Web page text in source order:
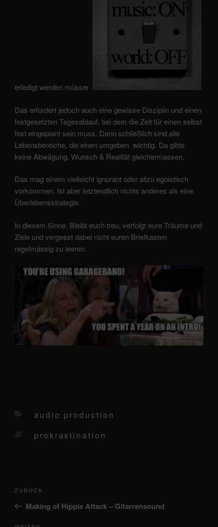
erledigt werden müssen.
Das erfordert jedoch auch eine gewisse Disziplin und einen
festgesetzten Tagesablauf, bei dem die Zeit für einen selbst
fest eingeplant sein muss. Denn schließlich sind alle
Lebensbereiche, die einen umgeben wichtig. Da gibts
keine Abwägung. Wunsch & Realität gleichermassen.
Das mag einem vielleicht ignorant oder allzu egoistisch
vorkommen. Ist aber letztendlich nichts anderes als eine
Überlebensstrategie.
In diesem Sinne. Bleibt euch treu, verfolgt eure Träume und
Ziele und vergesst dabei nicht euren Briefkasten
regelmässig zu leeren.
kategorien
audio production
schlagwörter
prokrastination
Beitragsnavigation
Vorheriger
Beitrag
ZURÜCK
Making of Hippie Attack – Gitarrensound